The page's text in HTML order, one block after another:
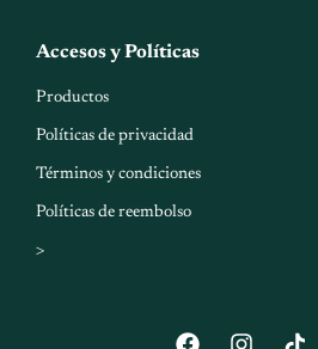
Accesos y Políticas
Productos
Políticas de privacidad
Términos y condiciones
Políticas de reembolso
>
F
I